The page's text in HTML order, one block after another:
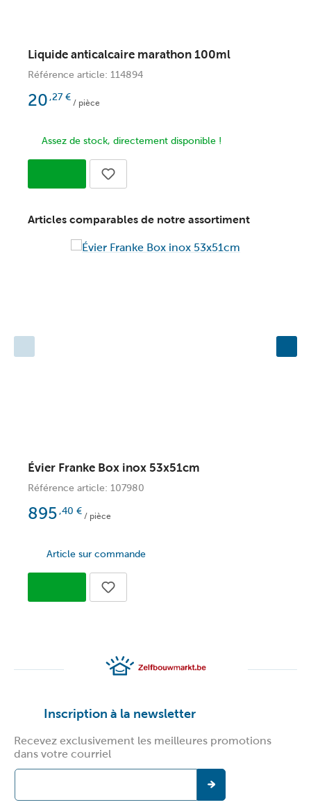
Liquide anticalcaire marathon 100ml
Référence article: 114894
20 ,27€
/ pièce
Assez de stock, directement disponible !
Articles comparables de notre assortiment
Évier Franke Box inox 53x51cm
Référence article: 107980
895 ,40 €
/ pièce
Article sur commande
Inscription à la newsletter
Recevez exclusivement les meilleures promotions
dans votre courriel